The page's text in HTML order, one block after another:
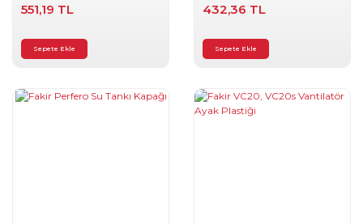
551,19 TL
Sepete Ekle
432,36 TL
Sepete Ekle